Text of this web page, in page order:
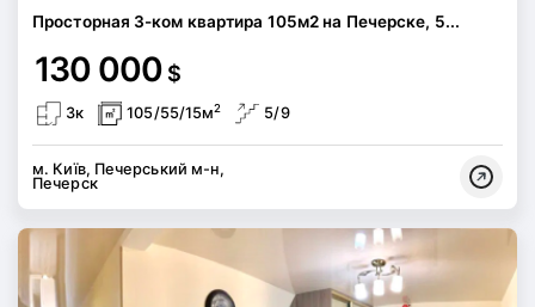
Просторная 3-ком квартира 105м2 на Печерске, 5...
130 000 $
3к 105/55/15м2 5/9
м. Київ, Печерський м-н,
Печерск